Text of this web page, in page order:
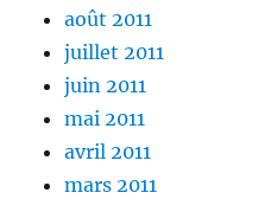
août 2011
juillet 2011
juin 2011
mai 2011
avril 2011
mars 2011